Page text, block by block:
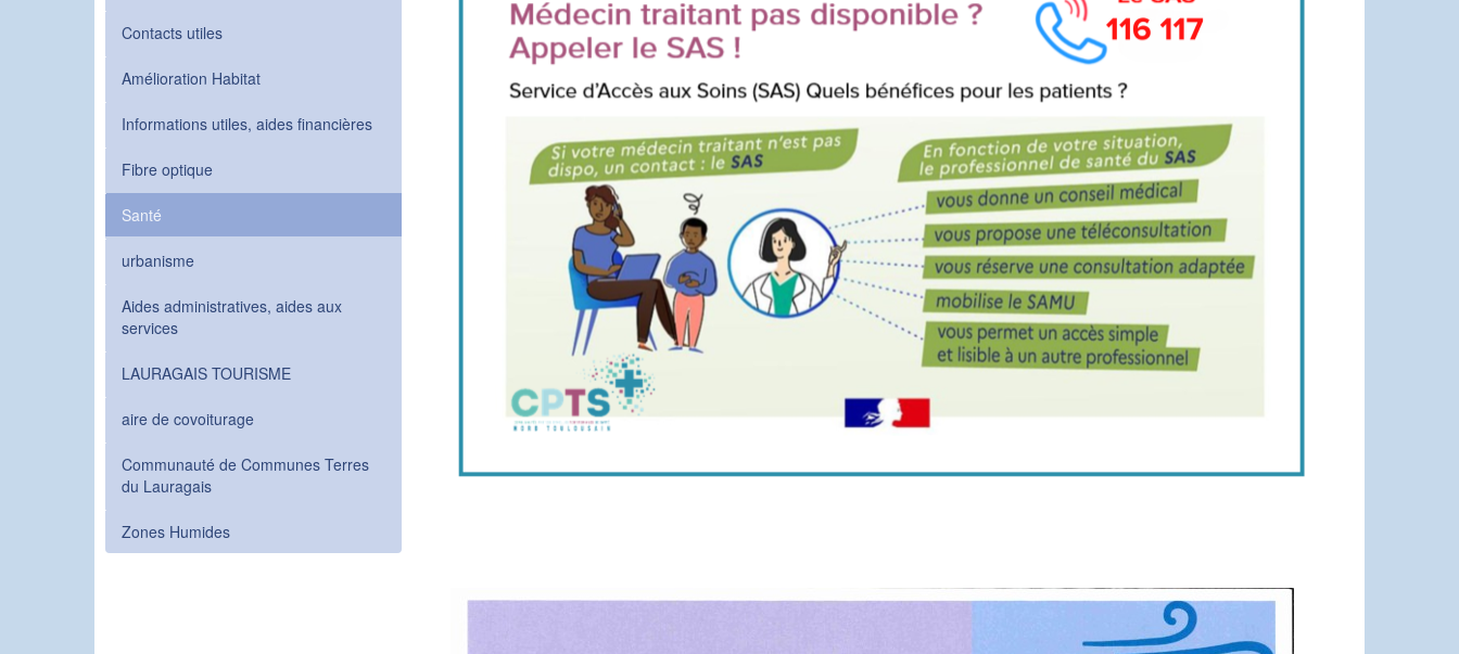
Contacts utiles
Amélioration Habitat
Informations utiles, aides financières
Fibre optique
Santé
urbanisme
Aides administratives, aides aux
services
LAURAGAIS TOURISME
aire de covoiturage
Communauté de Communes Terres
du Lauragais
Zones Humides